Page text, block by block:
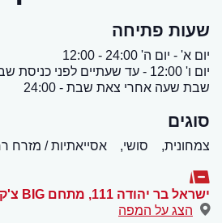
שעות פתיחה
יום א' - יום ה' 24:00 - 12:00
יום ו' 12:00 - עד שעתיים לפני כניסת שבת
שבת שעה אחרי צאת שבת - 24:00
סוגים
צמחונית, סושי,
אסייאתיות / מזרח
ישראל בר יהודה 111, מתחם BIG צ'ק פוסט
הצג על המפה